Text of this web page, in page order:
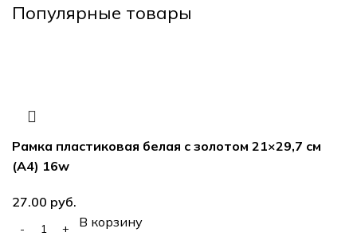
Популярные товары
Рамка пластиковая белая с золотом 21×29,7 см
(А4) 16w
руб.
В корзину